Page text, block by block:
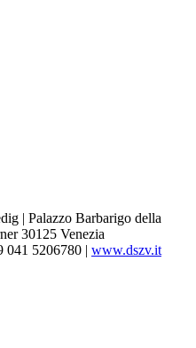
| Palazzo Barbarigo della
30125 Venezia
041 5206780 | www.dszv.it